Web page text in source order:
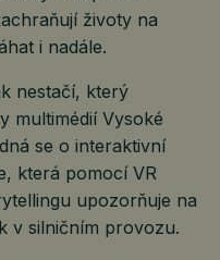
životy na
i nadále.
nestačí, který
multimédií Vysoké
se o interaktivní
která pomocí VR
upozorňuje na
v silničním provozu.